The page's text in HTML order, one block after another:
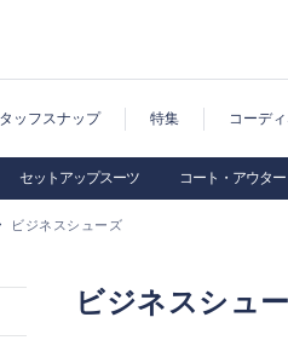
ッフスナップ 特集 コーデ
セットアップスーツ コート・アウター
ビジネスシューズ
ビジネスシュ